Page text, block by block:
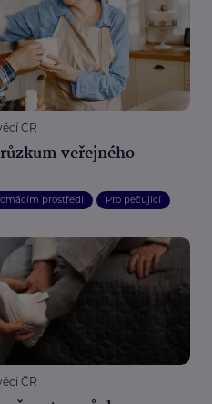
ČR
veřejného
prostředí Pro pečující
ČR